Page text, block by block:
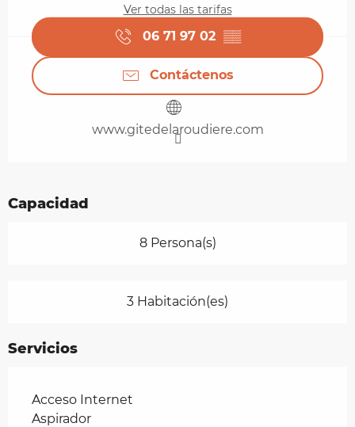
Ver todas las tarifas
06 71 97 02 ▒▒
Contáctenos
www.gitedelaroudiere.com
Capacidad
8 Persona(s)
3 Habitación(es)
Servicios
Acceso Internet
Aspirador